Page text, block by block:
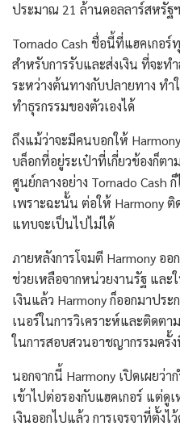
ประมาณ 21 ล้านดอลลาร์สหรัฐฯ
Tornado Cash ชื่อนี้ที่แฮคเกอร์
สำหรับการรับและส่งเงิน ที่จะท
ระหว่างต้นทางกับปลายทาง ทำ
ทำธุรกรรมของตัวเองได้
ถึงแม้ว่าจะมีคนบอกให้
บล็อกที่อยู่ระเป๋าที่เกี่ยวข้องก็
ศูนย์กลางอย่าง Tornado Cash
เพราะฉะนั้น ต่อให้ Harmony ติ
แทบจะเป็นไปไม่ได้
ภายหลังการโจมตี Harmony อ
ช่วยเหลือจากหน่วยงานรัฐ แล
เงินแล้ว Harmony ก็ออกมาปร
เนอร์ในการวิเคราะห์และติดต
ในการสอบสวนอาชญากรรมครั้
นอกจากนี้ Harmony เปิดเผยว่า
เข้าไปต่อรองกับแฮคเกอร์ แต่ดู
เงินออกไปแล้ว การเจรจาที่ตั้งไ